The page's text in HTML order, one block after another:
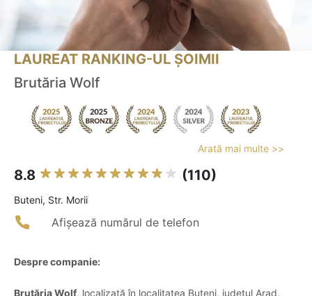
LAUREAT RANKING-UL ȘOIMII
Brutăria Wolf
Arată mai multe >>
8.8 (110)
Buteni, Str. Morii
Afișează numărul de telefon
Despre companie:
Brutăria Wolf, localizată în localitatea Buteni, județul Arad,